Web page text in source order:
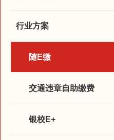
行业方案
随E缴
交通违章自助缴费
银校E+